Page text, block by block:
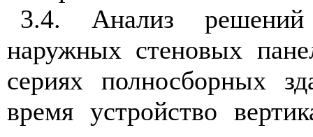
3.4. Анализ решений
наружных стеновых
сериях полносборных
время устройство